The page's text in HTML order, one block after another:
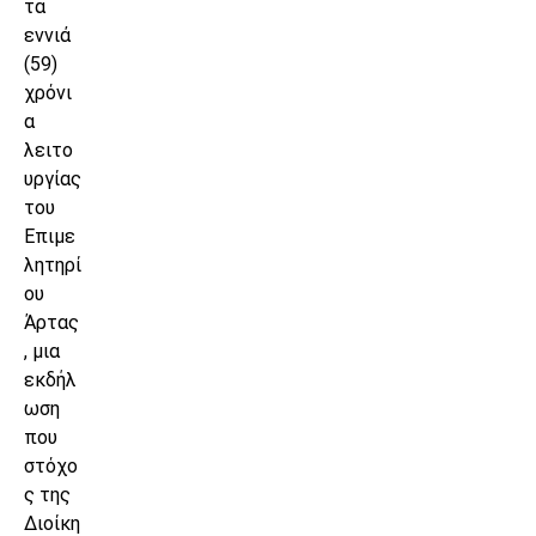
τα
εννιά
(59)
χρόνι
α
λειτο
υργίας
του
Επιμε
λητηρί
ου
Άρτας
, μια
εκδήλ
ωση
που
στόχο
ς της
Διοίκη